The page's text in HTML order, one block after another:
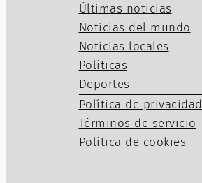
Últimas noticias
Noticias del mundo
Noticias locales
Políticas
Deportes
Política de privacidad
Términos de servicio
Política de cookies